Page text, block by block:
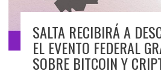
SALTA RECIBIRÁ A
EL EVENTO FEDERAL
SOBRE BITCOIN Y